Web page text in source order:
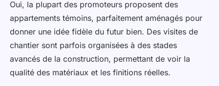
Oui, la plupart des promoteurs proposent des
appartements témoins, parfaitement aménagés pour
donner une idée fidèle du futur bien. Des visites de
chantier sont parfois organisées à des stades
avancés de la construction, permettant de voir la
qualité des matériaux et les finitions réelles.